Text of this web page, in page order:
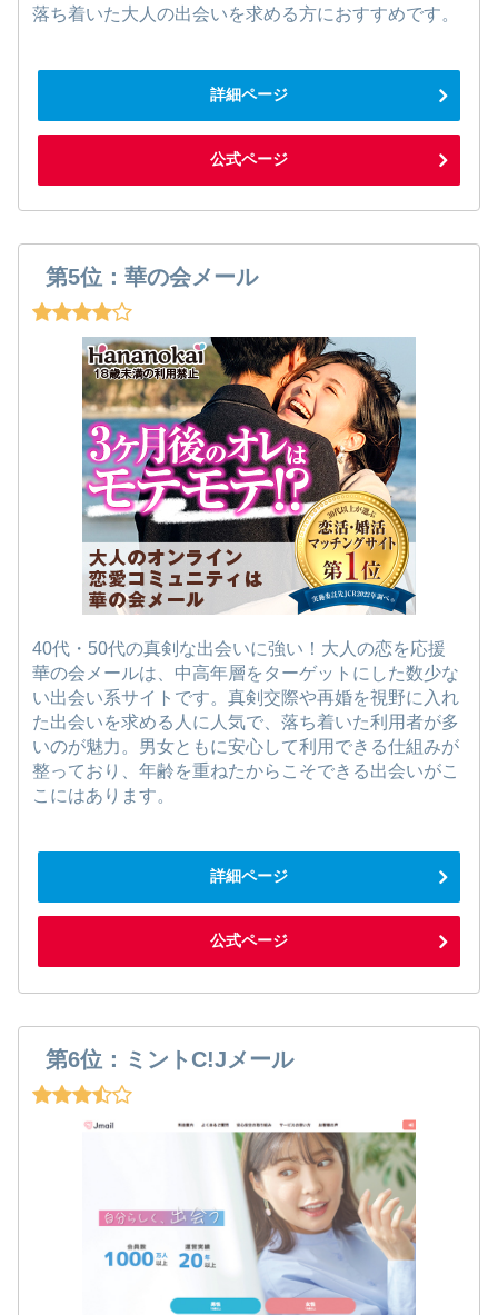
落ち着いた大人の出会いを求める方におすすめです。
詳細ページ
公式ページ
第5位：華の会メール
40代・50代の真剣な出会いに強い！大人の恋を応援
華の会メールは、中高年層をターゲットにした数少な
い出会い系サイトです。真剣交際や再婚を視野に入れ
た出会いを求める人に人気で、落ち着いた利用者が多
いのが魅力。男女ともに安心して利用できる仕組みが
整っており、年齢を重ねたからこそできる出会いがこ
こにはあります。
詳細ページ
公式ページ
第6位：ミントC!Jメール